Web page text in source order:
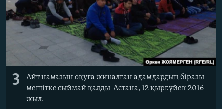
3
Айт намазын оқуға жиналған адамдардың біразы
мешітке сыймай қалды. Астана, 12 қыркүйек 2016
жыл.